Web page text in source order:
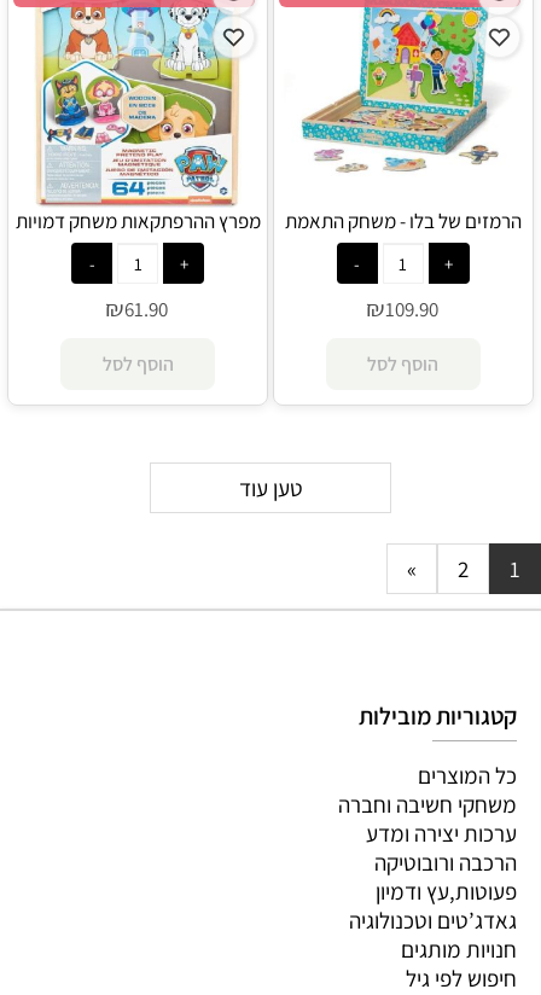
הרמזים של בלו - משחק התאמת
דמויות מגנטי - Melissa and Doug
₪109.90
הוסף לסל
מפרץ ההרפתקאות משחק דמויות
מגנטי - Melissa and Doug
₪61.90
הוסף לסל
טען עוד
1
2
»
קטגוריות מובילות
כל המוצרים
משחקי חשיבה וחברה
ערכות יצירה ומדע
הרכבה ורובוטיקה
פעוטות,עץ ודמיון
גאדג’טים וטכנולוגיה
חנויות מותגים
חיפוש לפי גיל